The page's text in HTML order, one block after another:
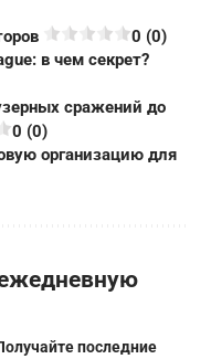
0 (0)
в чем секрет?
сражений до
0 (0)
организацию для
последние